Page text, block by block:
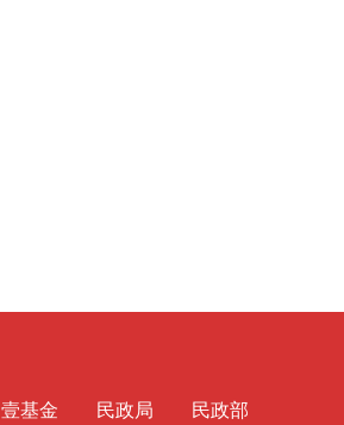
壹基金 民政局 民政部